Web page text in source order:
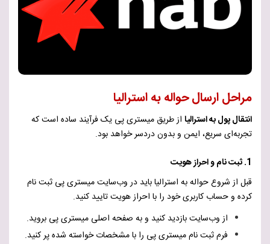
مراحل ارسال حواله به استرالیا
انتقال پول به استرالیا از طریق میستری پی یک فرآیند ساده است که
تجربه‌ای سریع، ایمن و بدون دردسر خواهد بود.
1. ثبت نام و احراز هویت
قبل از شروع حواله به استرالیا باید در وب‌سایت میستری پی ثبت نام
کرده و حساب کاربری خود را با احراز هویت تایید کنید.
از وب‌سایت بازدید کنید و به صفحه اصلی میستری پی بروید.
فرم ثبت نام میستری پی را با مشخصات خواسته شده پر کنید.